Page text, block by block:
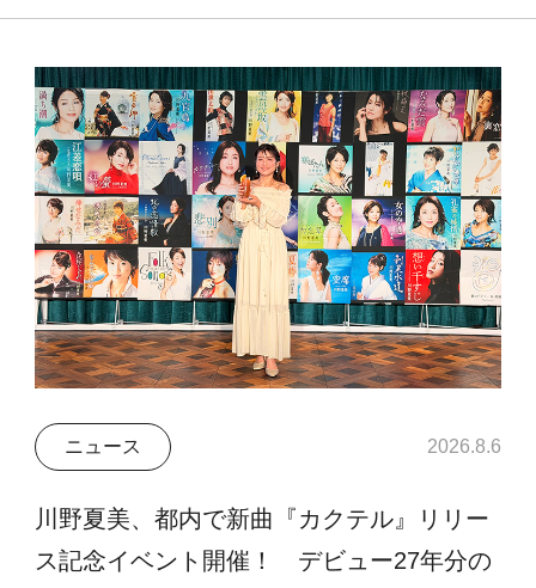
ニュース 2026.8.6
川野夏美、都内で新曲『カクテル』リリー
ス記念イベント開催！ デビュー27年分の